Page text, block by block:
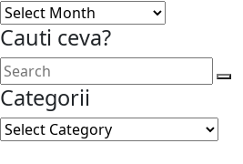
Archives
Cauti ceva?
Categorii
Categorii